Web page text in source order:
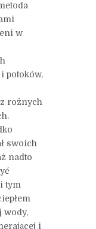
w
potoków,
z rożnych
swoich
nadto
tym
wody,
i